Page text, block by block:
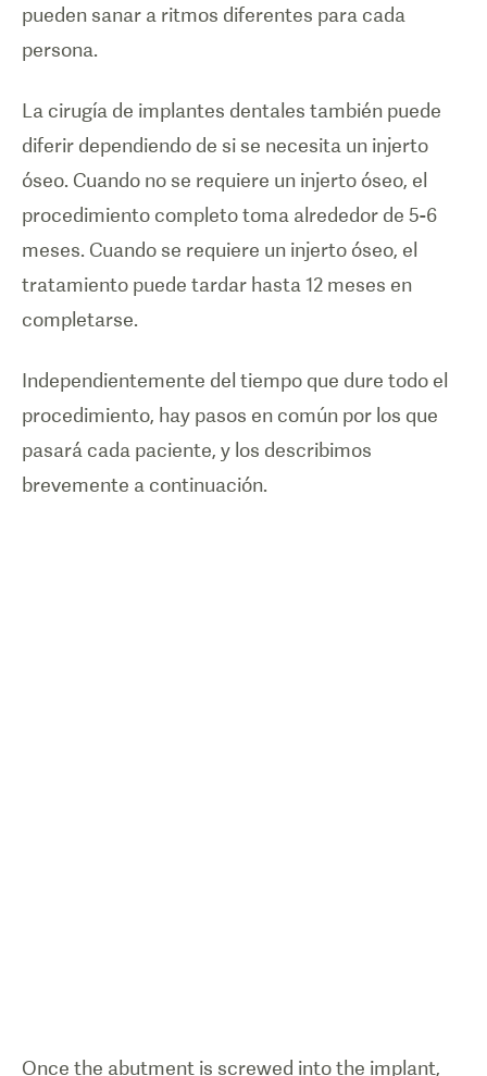
pueden sanar a ritmos diferentes para cada
persona.
La cirugía de implantes dentales también puede
diferir dependiendo de si se necesita un injerto
óseo. Cuando no se requiere un injerto óseo, el
procedimiento completo toma alrededor de 5-6
meses. Cuando se requiere un injerto óseo, el
tratamiento puede tardar hasta 12 meses en
completarse.
Independientemente del tiempo que dure todo el
procedimiento, hay pasos en común por los que
pasará cada paciente, y los describimos
brevemente a continuación.
Once the abutment is screwed into the implant,